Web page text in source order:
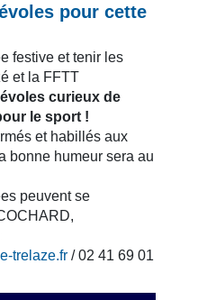
pour cette
festive et tenir les
et la FFTT
curieux de
le sport !
et habillés aux
bonne humeur sera au
peuvent se
trelaze.fr / 02 41 69 01